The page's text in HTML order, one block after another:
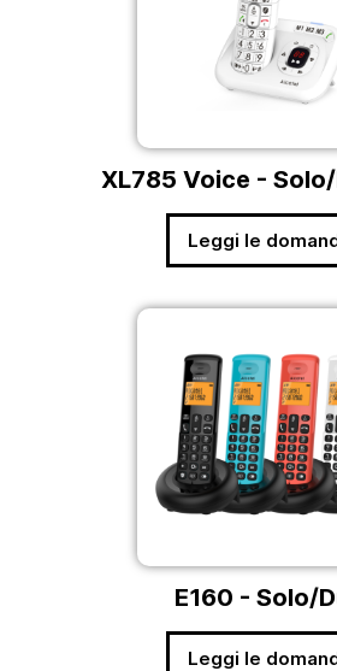
XL785 Voice -
Leggi le
E160 - Solo/
Leggi le